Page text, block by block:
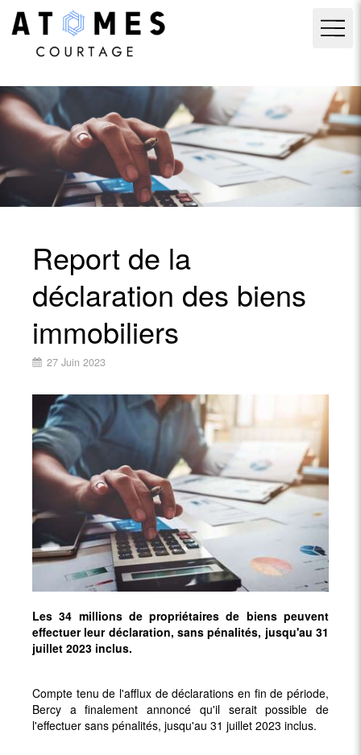
Report de la
déclaration des biens
immobiliers
27 Juin 2023
Les 34 millions de propriétaires de biens peuvent
effectuer leur déclaration, sans pénalités, jusqu'au 31
juillet 2023 inclus.
Compte tenu de l'afflux de déclarations en fin de période,
Bercy a finalement annoncé qu'il serait possible de
l'effectuer sans pénalités, jusqu'au 31 juillet 2023 inclus.